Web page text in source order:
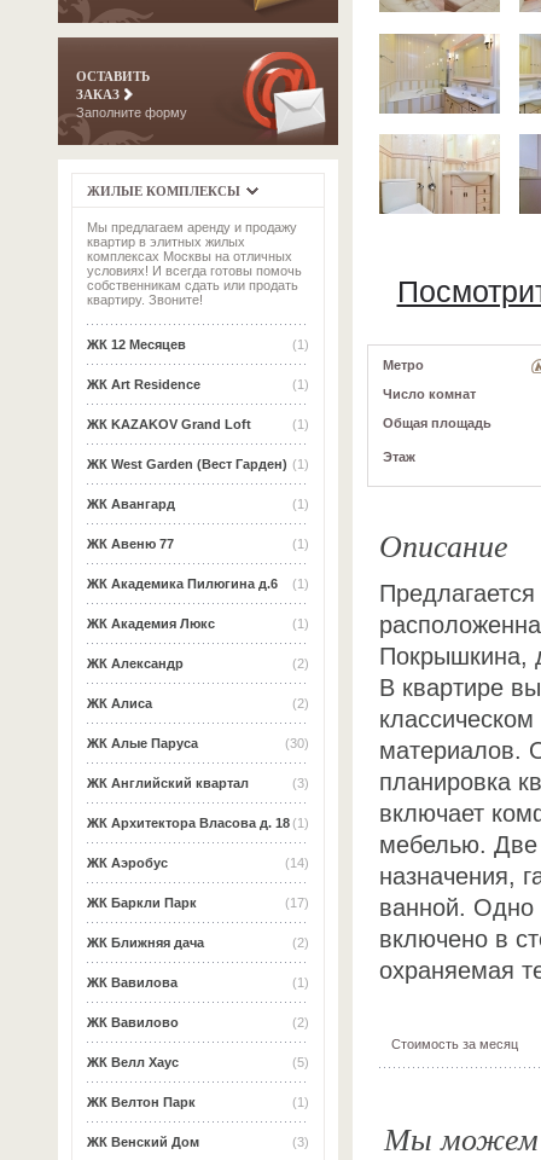
ОСТАВИТЬ
ЗАКАЗ
Заполните форму
ЖИЛЫЕ КОМПЛЕКСЫ
Мы предлагаем аренду и продажу
квартир в элитных жилых
комплексах Москвы на отличных
условиях! И всегда готовы помочь
собственникам сдать или продать
квартиру. Звоните!
(1)
ЖК 12 Месяцев
(1)
ЖК Art Residence
(1)
ЖК KAZAKOV Grand Loft
(1)
ЖК West Garden (Вест Гарден)
(1)
ЖК Авангард
(1)
ЖК Авеню 77
(1)
ЖК Академика Пилюгина д.6
(1)
ЖК Академия Люкс
(2)
ЖК Александр
(2)
ЖК Алиса
(30)
ЖК Алые Паруса
(3)
ЖК Английский квартал
(1)
ЖК Архитектора Власова д. 18
(14)
ЖК Аэробус
(17)
ЖК Баркли Парк
(2)
ЖК Ближняя дача
(1)
ЖК Вавилова
(2)
ЖК Вавилово
(5)
ЖК Велл Хаус
(1)
ЖК Велтон Парк
(3)
ЖК Венский Дом
Метро
Число комнат
Общая площадь
Этаж
Описание
Покрышкина,
В квартире
материалов.
планировка
включает
мебелью. Две
назначения,
ванной. Одно
включено в
охраняемая
Стоимость за месяц
Мы можем